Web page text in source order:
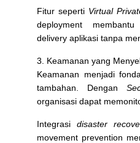
Fitur seperti Virtual
deployment
delivery aplikasi tanpa
3. Keamanan yang
Keamanan menjadi
tambahan. Dengan
organisasi dapat
Integrasidisaster
movement prevention